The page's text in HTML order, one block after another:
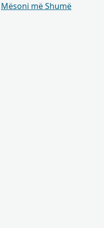
Mësoni më Shumë